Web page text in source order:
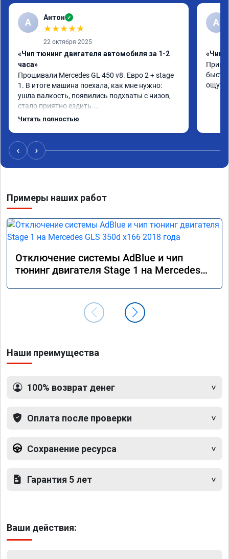
А Антон ✓
★★★★★
22 октября 2025
«Чип тюнинг двигателя автомобиля за 1-2
часа»
Прошивали Mercedes GL 450 v8. Евро 2 + stage
1. В итоге машина поехала, как мне нужно:
ушла валкость, появились подхваты с низов,
стало приятно ездить.
Одни из лучших трат, в авто! 🔥
Читать полностью
A
«Чип
‹ ›
Примеры наших работ
Отключение системы AdBlue и чип
тюнинг двигателя Stage 1 на Mercedes
Наши преимущества
100% возврат денег
Оплата после проверки
Сохранение ресурса
Гарантия 5 лет
Ваши действия: